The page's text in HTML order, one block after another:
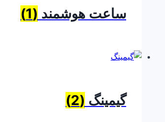
ساعت هوشمند (1)
گیمینگ (2)